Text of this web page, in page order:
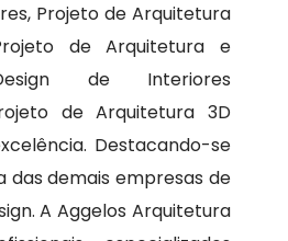
Projeto de Arquitetura
de Arquitetura e
de Interiores
de Arquitetura 3D
Destacando-se
das demais empresas de
A Aggelos Arquitetura